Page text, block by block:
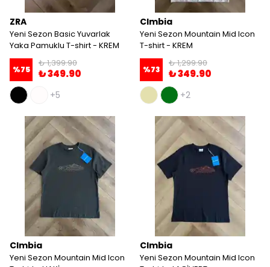
ZRA
Yeni Sezon Basic Yuvarlak
Yaka Pamuklu T-shirt - KREM
%75
₺ 1,399.90
₺ 349.90
+5
Clmbia
Yeni Sezon Mountain Mid Icon
T-shirt - KREM
%73
₺ 1,299.90
₺ 349.90
+2
Clmbia
Yeni Sezon Mountain Mid Icon
Clmbia
Yeni Sezon Mountain Mid Icon